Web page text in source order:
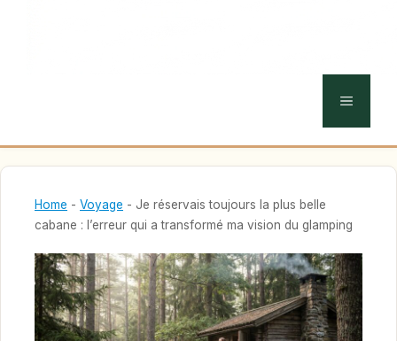
MENU
Home - Voyage - Je réservais toujours la plus belle
cabane : l’erreur qui a transformé ma vision du glamping